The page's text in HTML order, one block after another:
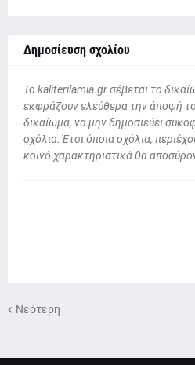
Δημοσίευση σχολίου
To kaliterilamia.gr σέβεται το
εκφράζουν ελεύθερα την άποψή
δικαίωμα, να μην δημοσιεύει
σχόλια. Έτσι όποια σχόλια,
κοινό χαρακτηριστικά θα
Νεότερη